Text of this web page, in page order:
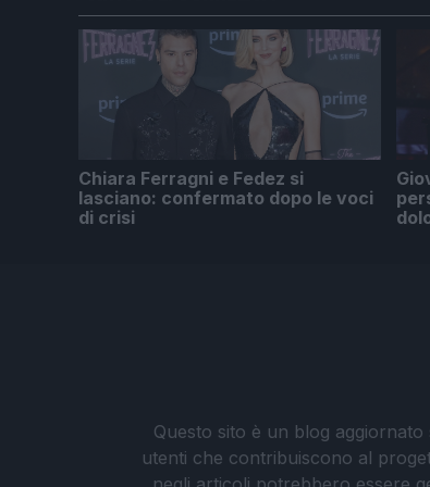
Chiara Ferragni e Fedez si
lasciano: confermato dopo le voci
di crisi
Questo sito è un blog
utenti che contribuiscono al